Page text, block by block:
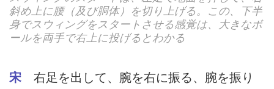
斜め上に腰（及び胴体）を切り上げる。この、下半
身でスウィングをスタートさせる感覚は、大きなボ
ールを両手で右上に投げるとわかる
宋 右足を出して、腕を右に振る、腕を振り